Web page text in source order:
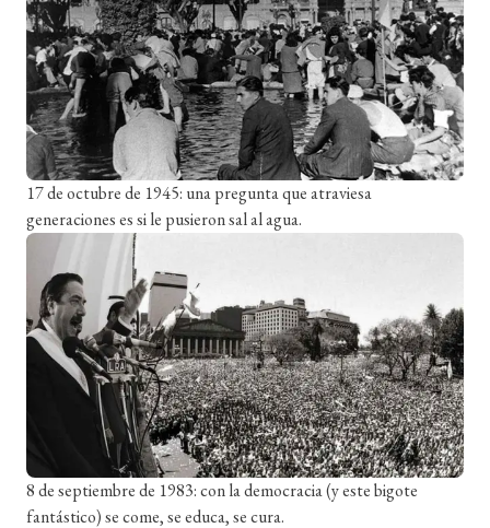
17 de octubre de 1945: una pregunta que atraviesa
generaciones es si le pusieron sal al agua.
8 de septiembre de 1983: con la democracia (y este bigote
fantástico) se come, se educa, se cura.